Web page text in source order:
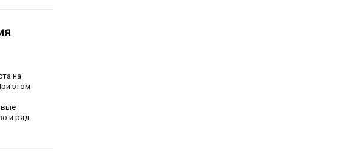
на
этом
и ряд